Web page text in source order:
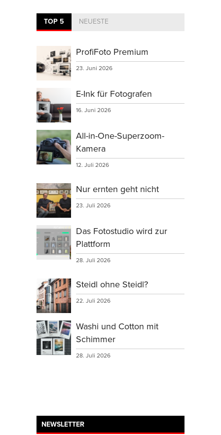
TOP 5 NEUESTE
ProfiFoto Premium
23. Juni 2026
E-Ink für Fotografen
16. Juni 2026
All-in-One-Superzoom-
Kamera
12. Juli 2026
Nur ernten geht nicht
23. Juli 2026
Das Fotostudio wird zur
Plattform
28. Juli 2026
Steidl ohne Steidl?
22. Juli 2026
Washi und Cotton mit
Schimmer
28. Juli 2026
NEWSLETTER